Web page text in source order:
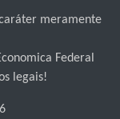
meramente
Federal
legais!